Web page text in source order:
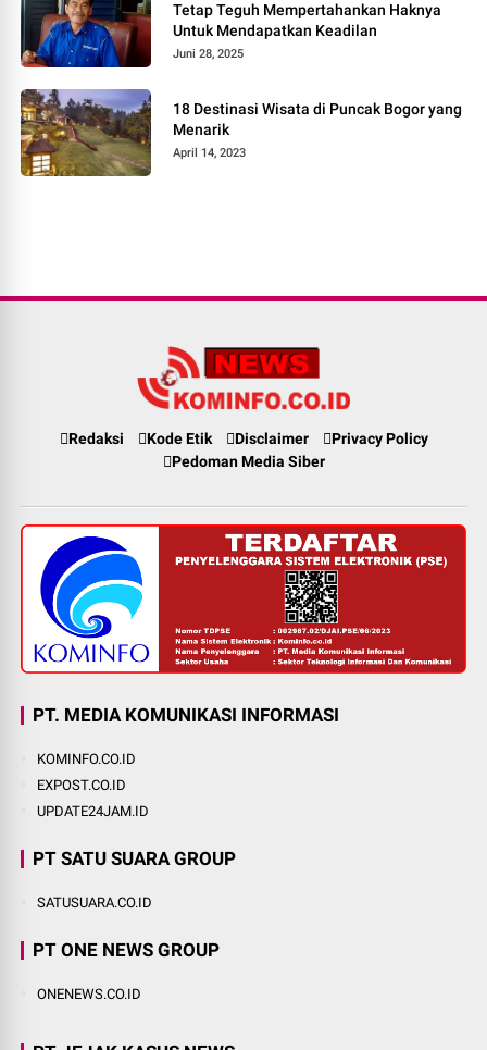
Tetap Teguh Mempertahankan Haknya
Untuk Mendapatkan Keadilan
Juni 28, 2025
18 Destinasi Wisata di Puncak Bogor yang
Menarik
April 14, 2023
Redaksi Kode Etik Disclaimer
Privacy Policy
Pedoman Media Siber
PT. MEDIA KOMUNIKASI INFORMASI
KOMINFO.CO.ID
EXPOST.CO.ID
UPDATE24JAM.ID
PT SATU SUARA GROUP
SATUSUARA.CO.ID
PT ONE NEWS GROUP
ONENEWS.CO.ID